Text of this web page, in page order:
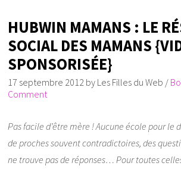
HUBWIN MAMANS : LE
SOCIAL DES MAMANS
SPONSORISÉE}
17 septembre 2012 by Les Filles du Web /
Comment
Pas facile d’être mère ! Aucune école pour le
de proches souvent contradictoires, des
ne trouve pas de réponses… Pour toutes